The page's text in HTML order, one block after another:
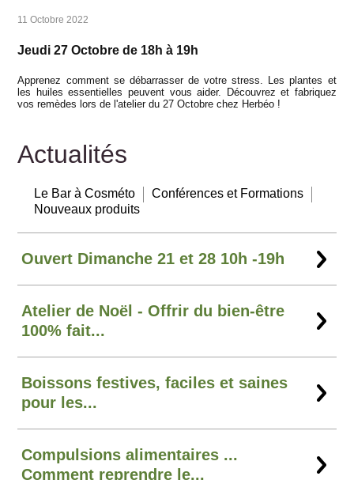
11 Octobre 2022
Jeudi 27 Octobre de 18h à 19h
Apprenez comment se débarrasser de votre stress. Les plantes et
les huiles essentielles peuvent vous aider. Découvrez et fabriquez
vos remèdes lors de l'atelier du 27 Octobre chez Herbéo !
Actualités
Le Bar à Cosméto
Conférences et Formations
Nouveaux produits
Ouvert Dimanche 21 et 28 10h -19h
Atelier de Noël - Offrir du bien-être
100% fait...
Boissons festives, faciles et saines
pour les...
Compulsions alimentaires ...
Comment reprendre le...